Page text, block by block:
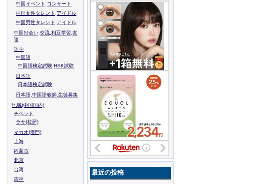
中国イベント,コンサート
中国女性タレント,アイドル
中国男性タレント,アイドル
中国出会い,交流,相互学習,友
達
語学
中国語
中国語検定試験,HSK試験
日本語
日本語検定試験
日本語,中国語教師,生徒募集
地域(中国国内)
チベット
ラサ(拉萨)
マカオ(澳門)
上海
内蒙古
北京
台湾
吉林
最近の投稿